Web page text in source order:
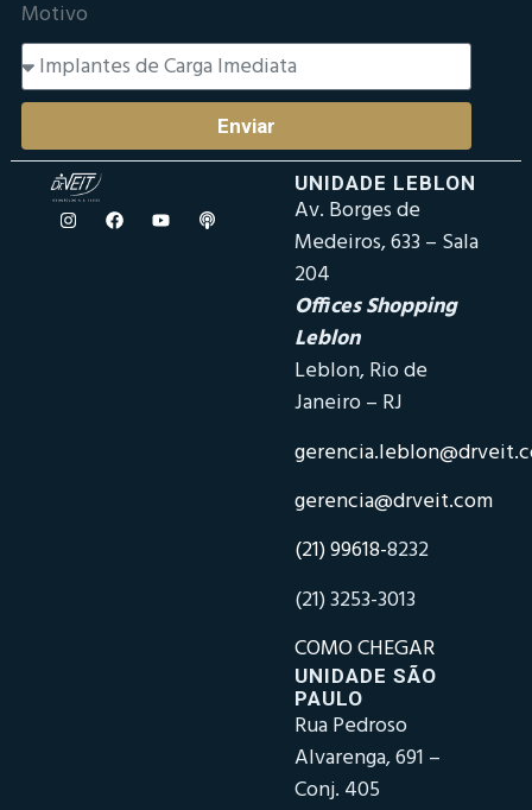
Motivo
Enviar
UNIDADE LEBLON
Av. Borges de
Medeiros, 633 – Sala
204
Offices Shopping
Leblon
Leblon, Rio de
Janeiro – RJ
gerencia@drveit.com
(21) 99618-8232
(21) 3253-3013
COMO CHEGAR
UNIDADE SÃO
PAULO
Rua Pedroso
Alvarenga, 691 –
Conj. 405